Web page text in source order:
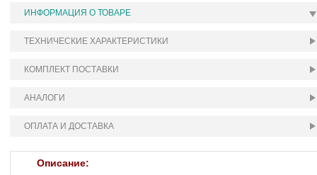
ИНФОРМАЦИЯ О ТОВАРЕ
ТЕХНИЧЕСКИЕ ХАРАКТЕРИСТИКИ
КОМПЛЕКТ ПОСТАВКИ
АНАЛОГИ
ОПЛАТА И ДОСТАВКА
Описание: